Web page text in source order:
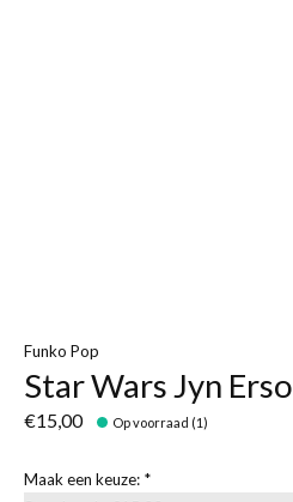
Funko Pop
Star Wars Jyn Erso
€15,00 Op voorraad (1)
Maak een keuze: *